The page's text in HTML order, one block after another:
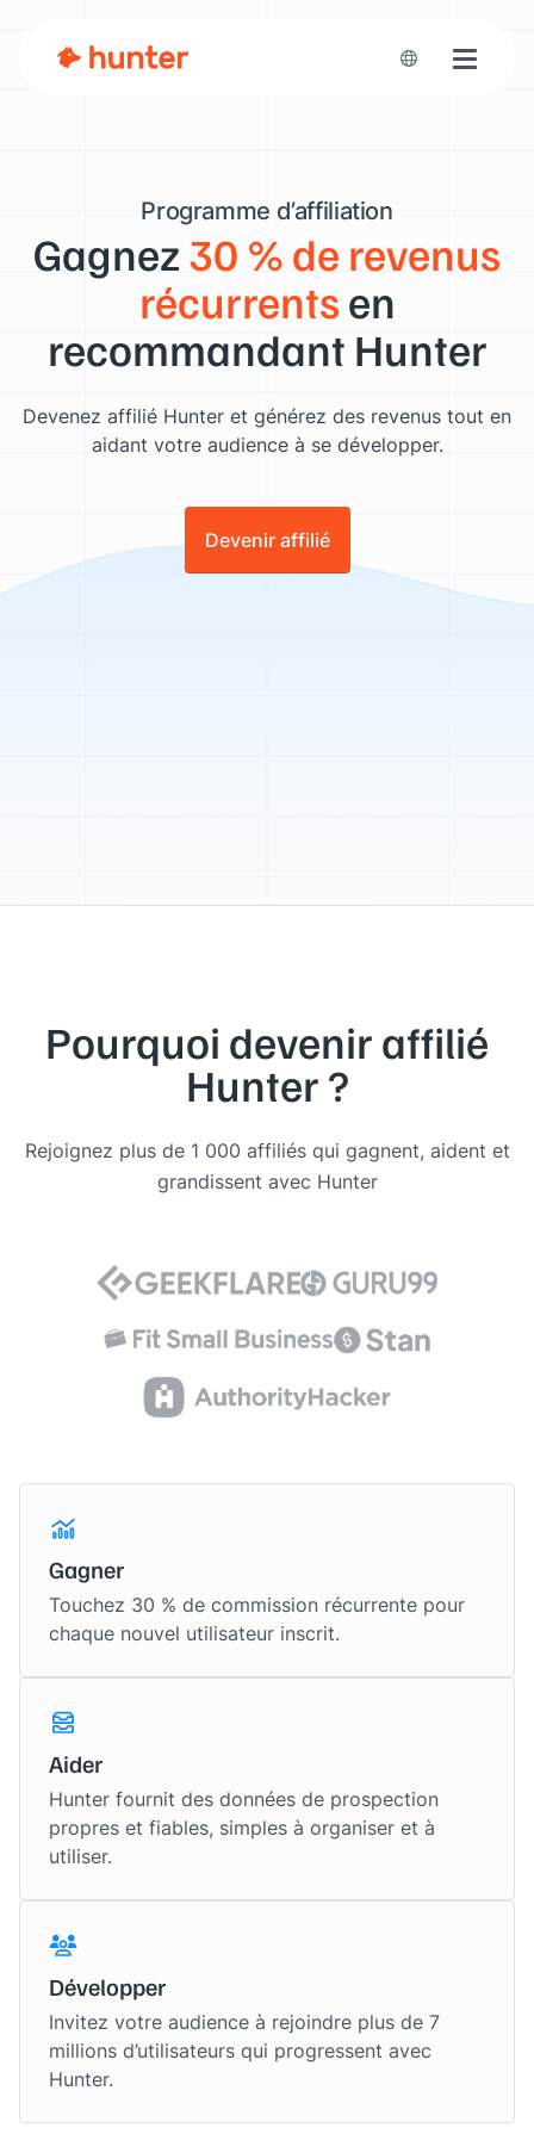
Toggle
Programme d’affiliation
Gagnez 30 % de revenus
récurrents en
recommandant Hunter
Devenez affilié Hunter et générez des revenus tout en
aidant votre audience à se développer.
Devenir affilié
Pourquoi devenir affilié
Hunter ?
Rejoignez plus de 1 000 affiliés qui gagnent, aident et
grandissent avec Hunter
Gagner
Touchez 30 % de commission récurrente pour
chaque nouvel utilisateur inscrit.
Aider
Hunter fournit des données de prospection
propres et fiables, simples à organiser et à
utiliser.
Développer
Invitez votre audience à rejoindre plus de 7
millions d’utilisateurs qui progressent avec
Hunter.